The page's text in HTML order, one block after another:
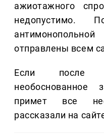
ажиотажного
недопустимо.
отправлены всем
Если после
примет все
рассказали на